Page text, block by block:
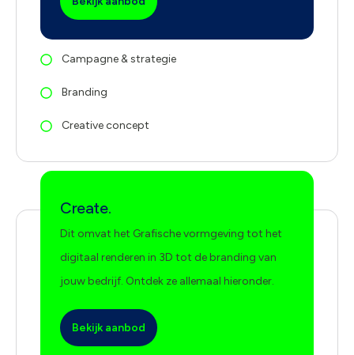
Campagne & strategie
Branding
Creative concept
Create.
Dit omvat het Grafische vormgeving tot het
digitaal renderen in 3D tot de branding van
jouw bedrijf. Ontdek ze allemaal hieronder.
Bekijk aanbod